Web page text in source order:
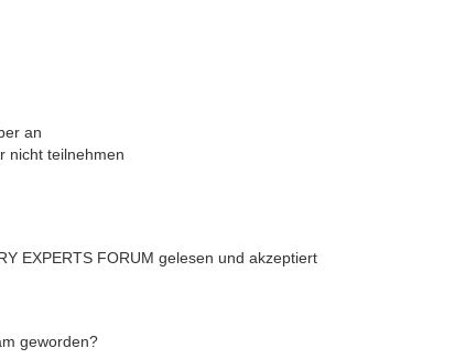
an
nicht teilnehmen
EXPERTS FORUM gelesen und akzeptiert
geworden?